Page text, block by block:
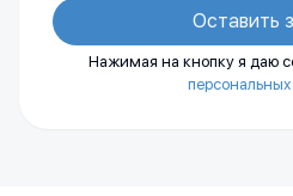
Оставить
Нажимая на кнопку я даю